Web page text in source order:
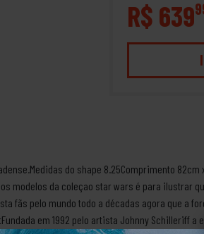
R$ 639
do shape 8.25Comprimento
modelos da coleçao star wars é para ilustrar
fãs pelo mundo todo a décadas agora que a
em 1992 pelo artista Johnny Schilleriff a